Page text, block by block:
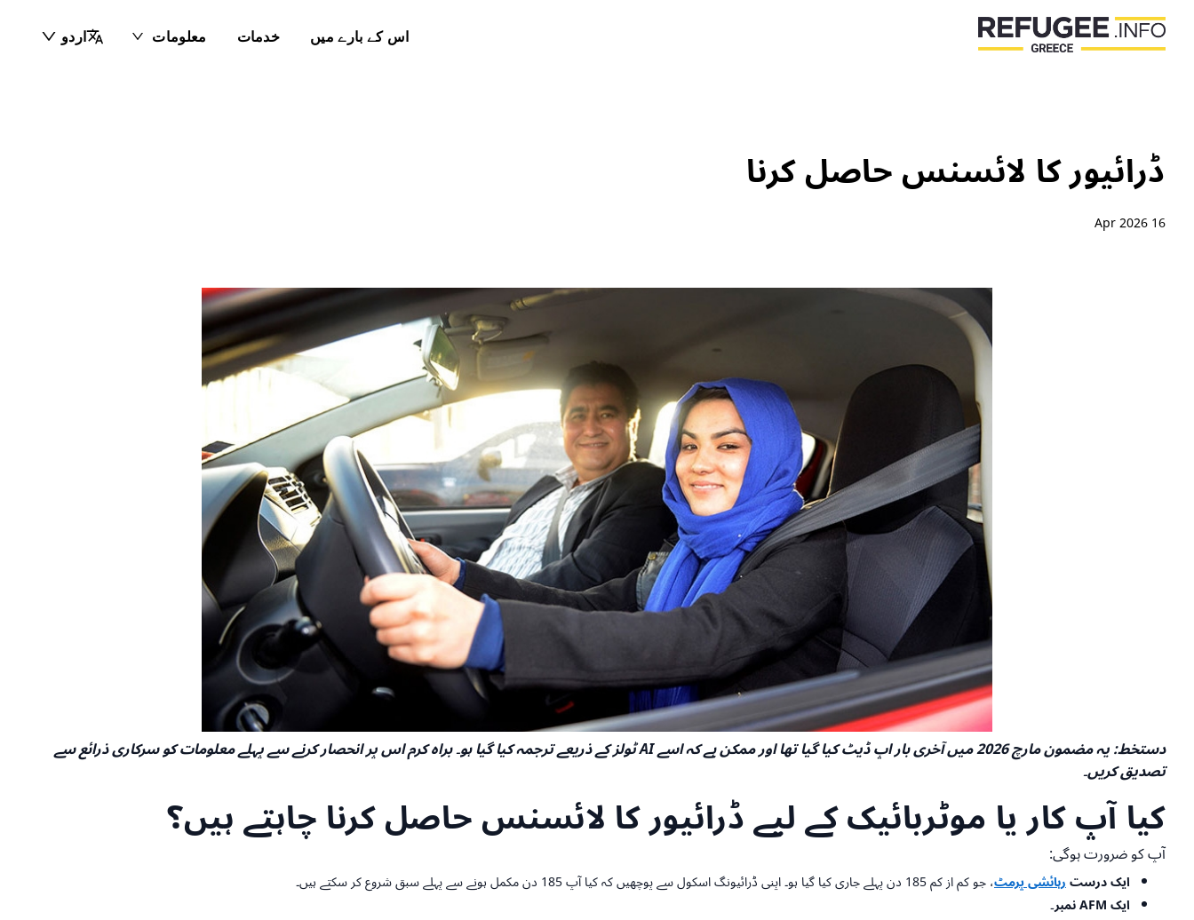
اس کے بارے میں خدمات معلومات اردو
ڈرائیور کا لائسنس حاصل کرنا
16 Apr 2026
دستخط: یہ مضمون مارچ 2026 میں آخری بار اپ ڈیٹ کیا گیا تھا اور ممکن ہے کہ اسے AI ٹولز کے ذریعے ترجمہ کیا گیا ہو۔ براہ کرم اس پر انحصار کرنے سے پہلے معلومات کو سرکاری ذرائع سے
تصدیق کریں۔
کیا آپ کار یا موٹربائیک کے لیے ڈرائیور کا لائسنس حاصل کرنا چاہتے ہیں؟
آپ کو ضرورت ہوگی:
ایک درسترہائشی پرمٹ، جو کم از کم 185 دن پہلے جاری کیا گیا ہو۔ اپنی ڈرائیونگ اسکول سے پوچھیں کہ کیا آپ 185 دن مکمل ہونے سے پہلے سبق شروع کر سکتے ہیں۔
ایک AFM نمبر۔